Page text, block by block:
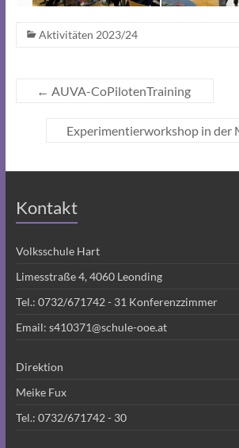
Aktivitäten 2023/24
← AUVA-CoPilotenTraining
Experimentierworkshop in der
Kontakt
Volksschule Hart
Limesstraße 4, 4060 Leonding
Tel.: 0732/671742 - 31 Konferenzzimmer
Email: s410371@schule-ooe.at
Direktion
Meike Fux
Tel.: 0732/671742 - 30